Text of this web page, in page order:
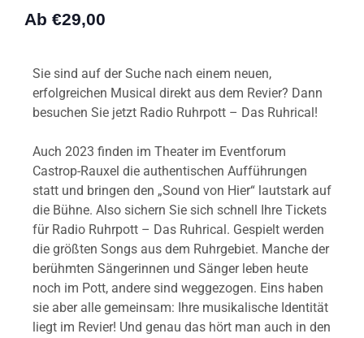
Ab €29,00
Sie sind auf der Suche nach einem neuen,
erfolgreichen Musical direkt aus dem Revier? Dann
besuchen Sie jetzt Radio Ruhrpott – Das Ruhrical!
Auch 2023 finden im Theater im Eventforum
Castrop-Rauxel die authentischen Aufführungen
statt und bringen den „Sound von Hier“ lautstark auf
die Bühne. Also sichern Sie sich schnell Ihre Tickets
für Radio Ruhrpott – Das Ruhrical. Gespielt werden
die größten Songs aus dem Ruhrgebiet. Manche der
berühmten Sängerinnen und Sänger leben heute
noch im Pott, andere sind weggezogen. Eins haben
sie aber alle gemeinsam: Ihre musikalische Identität
liegt im Revier! Und genau das hört man auch in den